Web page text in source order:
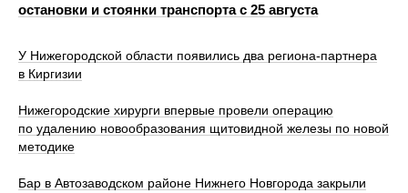
остановки и стоянки транспорта с 25 августа
У Нижегородской области появились два региона-партнера
в Киргизии
Нижегородские хирурги впервые провели операцию
по удалению новообразования щитовидной железы по новой
методике
Бар в Автозаводском районе Нижнего Новгорода закрыли